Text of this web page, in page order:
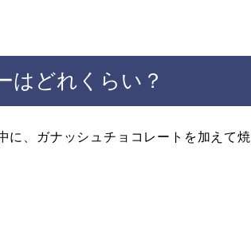
はどれくらい？
に、ガナッシュチョコレートを加えて焼